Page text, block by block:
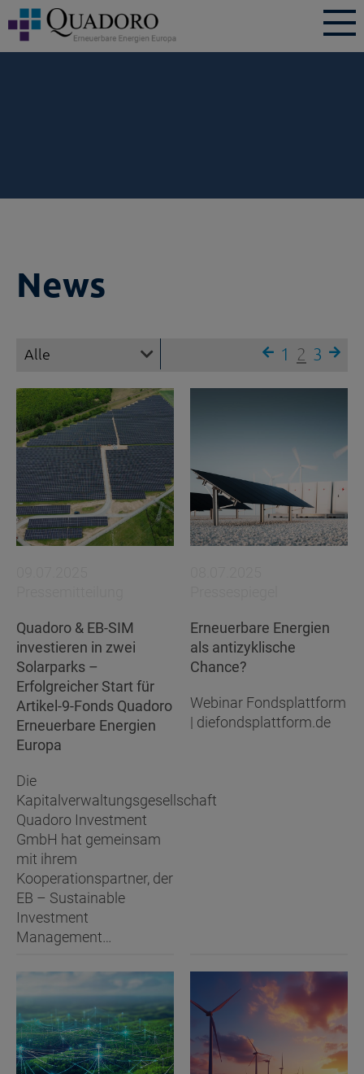
News
1 2 3
Quadoro & EB-SIM
investieren in zwei
Solarparks –
Erfolgreicher Start für
Artikel-9-Fonds Quadoro
Erneuerbare Energien
Europa
Die
Kapitalverwaltungsgesellschaft
Quadoro Investment
GmbH hat gemeinsam
mit ihrem
Kooperationspartner, der
EB – Sustainable
Investment
Management…
Erneuerbare Energien
als antizyklische
Chance?
Webinar Fondsplattform
| diefondsplattform.de